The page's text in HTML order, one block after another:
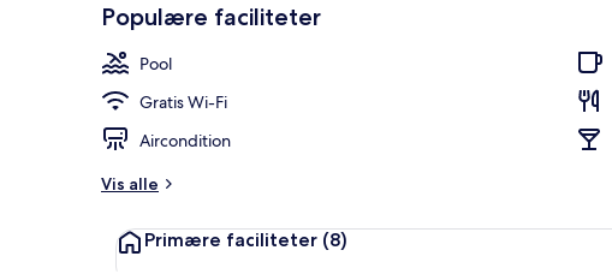
Populære faciliteter
Pool
Gratis Wi-Fi
Aircondition
Vis alle
Primære faciliteter (8)